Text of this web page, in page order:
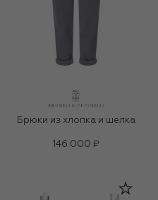
Брюки из хлопка и шелка
146 000 ₽